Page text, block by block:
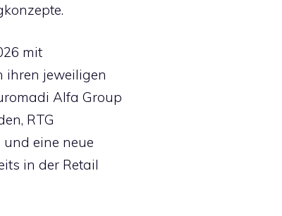
mit
ihren jeweiligen
Alfa Group
RTG
eine neue
in der Retail